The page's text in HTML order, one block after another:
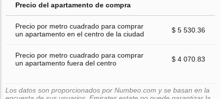
Precio del apartamento de compra
Precio por metro cuadrado para comprar
un apartamento en el centro de la ciudad
$ 5 530.36
Precio por metro cuadrado para comprar
un apartamento fuera del centro
$ 4 070.83
Los datos son proporcionados por Numbeo.com y se basan en la